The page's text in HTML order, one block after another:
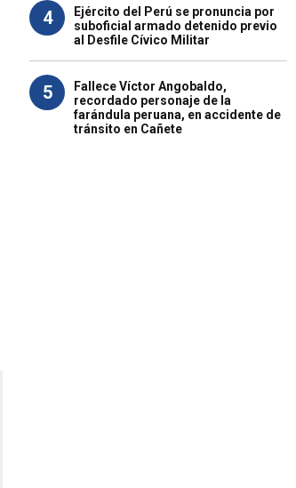
4
Ejército del Perú se pronuncia por
suboficial armado detenido previo
al Desfile Cívico Militar
5
Fallece Víctor Angobaldo,
recordado personaje de la
farándula peruana, en accidente de
tránsito en Cañete